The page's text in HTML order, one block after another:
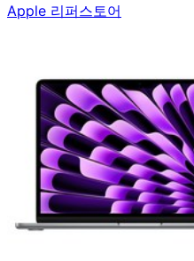
Apple 리퍼스토어